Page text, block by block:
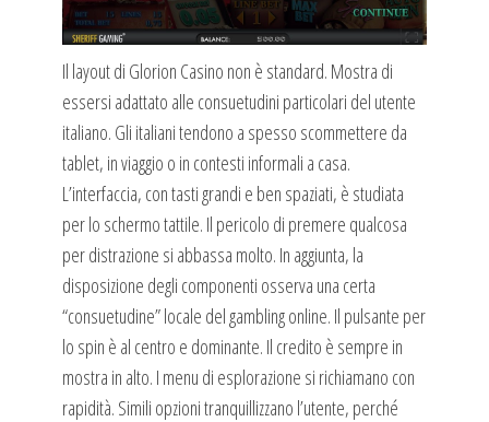
Il layout di Glorion Casino non è standard. Mostra di
essersi adattato alle consuetudini particolari del utente
italiano. Gli italiani tendono a spesso scommettere da
tablet, in viaggio o in contesti informali a casa.
L’interfaccia, con tasti grandi e ben spaziati, è studiata
per lo schermo tattile. Il pericolo di premere qualcosa
per distrazione si abbassa molto. In aggiunta, la
disposizione degli componenti osserva una certa
“consuetudine” locale del gambling online. Il pulsante per
lo spin è al centro e dominante. Il credito è sempre in
mostra in alto. I menu di esplorazione si richiamano con
rapidità. Simili opzioni tranquillizzano l’utente, perché